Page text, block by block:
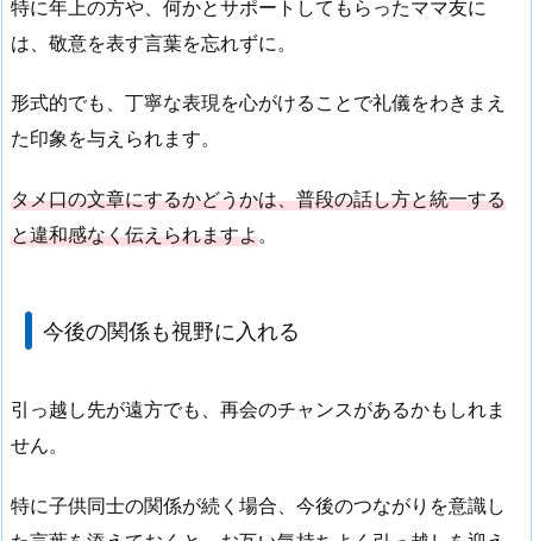
特に年上の方や、何かとサポートしてもらったママ友に
は、敬意を表す言葉を忘れずに。
形式的でも、丁寧な表現を心がけることで礼儀をわきまえ
た印象を与えられます。
タメ口の文章にするかどうかは、普段の話し方と統一する
と違和感なく伝えられますよ。
今後の関係も視野に入れる
引っ越し先が遠方でも、再会のチャンスがあるかもしれま
せん。
特に子供同士の関係が続く場合、今後のつながりを意識し